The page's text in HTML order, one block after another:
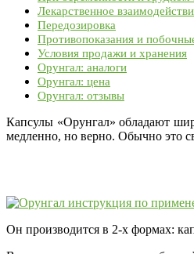
Лекарственное
Передозировка
Противопоказания и
Условия продажи и хранения
Орунгал: аналоги
Орунгал: цена
Орунгал: отзывы
Капсулы «Орунгал» обладают
медленно, но верно. Обычно это
Он производится в 2-х формах: